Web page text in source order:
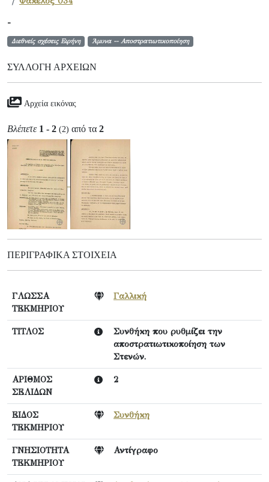
-
Διεθνείς σχέσεις Ειρήνη Άμυνα -- Αποστρατιωτικοποίηση
ΣΥΛΛΟΓΉ ΑΡΧΕΊΩΝ
Αρχεία εικόνας
Βλέπετε 1 - 2 (2) από τα 2
ΠΕΡΙΓΡΑΦΙΚΆ ΣΤΟΙΧΕΊΑ
ΓΛΩΣΣΑ
ΤΕΚΜΗΡΙΟΥ
Γαλλική
ΤΙΤΛΟΣ
Συνθήκη που ρυθμίζει την
αποστρατιωτικοποίηση των
Στενών.
ΑΡΙΘΜΟΣ
ΣΕΛΙΔΩΝ
2
ΕΙΔΟΣ
ΤΕΚΜΗΡΙΟΥ
Συνθήκη
ΓΝΗΣΙΟΤΗΤΑ
ΤΕΚΜΗΡΙΟΥ
Αντίγραφο